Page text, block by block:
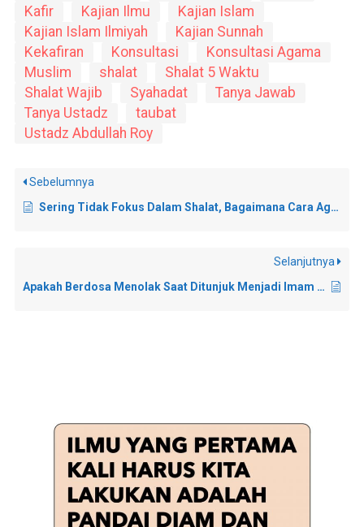
Kafir
Kajian Ilmu
Kajian Islam
Kajian Islam Ilmiyah
Kajian Sunnah
Kekafiran
Konsultasi
Konsultasi Agama
Muslim
shalat
Shalat 5 Waktu
Shalat Wajib
Syahadat
Tanya Jawab
Tanya Ustadz
taubat
Ustadz Abdullah Roy
Sebelumnya
Sering Tidak Fokus Dalam Shalat, Bagaimana Cara Agar Bisa Lebih Khusyuk?
Selanjutnya
Apakah Berdosa Menolak Saat Ditunjuk Menjadi Imam Shalat Berjama’ah?